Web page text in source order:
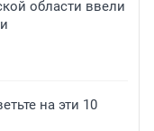
области ввели
на эти 10